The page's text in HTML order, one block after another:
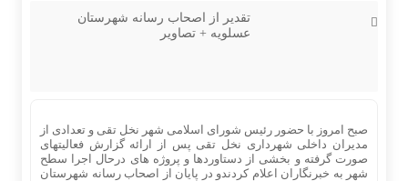
تقدیر از اصحاب رسانه شهرستان
عسلویه + تصاویر
صبح امروز با حضور رئیس شورای اسلامی شهر نخل تقی و تعدادی از
مدیران داخلی شهرداری نخل تقی پس از ارائه گزارش فعالیتهای
صورت گرفته و بخشی از دستاوردها و پروژه های درحال اجرا سطح
شهر به خبرنگاران اعلام کردندو در پایان از اصحاب رسانه شهرستان